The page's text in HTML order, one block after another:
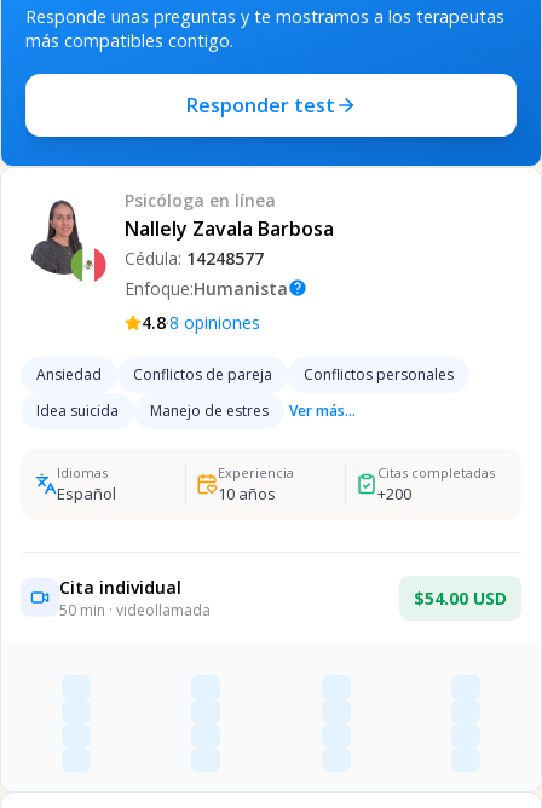
Responde unas preguntas y te mostramos a los terapeutas
más compatibles contigo.
Responder test
Psicóloga en línea
Nallely Zavala Barbosa
Cédula: 14248577
Enfoque:Humanistahelp
4.8·8 opiniones
Ansiedad Conflictos de pareja
Conflictos personales
Idea suicida
Manejo de estres Ver más...
Idiomas
Español
Experiencia
10años
Citas completadas
+200
Cita individual
50 min · videollamada
$54.00 USD